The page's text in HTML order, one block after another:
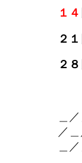
１４
２
２
＿
／
＿